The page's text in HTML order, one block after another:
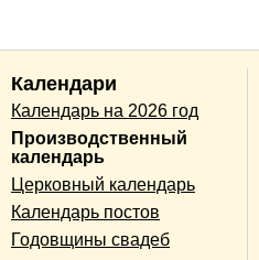
Календари
Календарь на 2026 год
Производственный
календарь
Церковный календарь
Календарь постов
Годовщины свадеб